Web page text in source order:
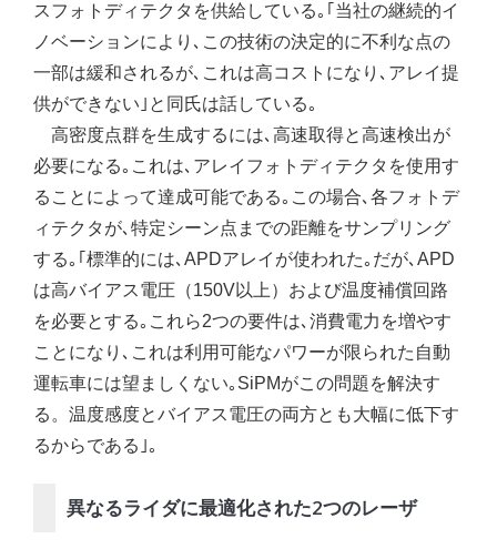
スフォトディテクタを供給している｡｢当社の継続的イ
ノベーションにより､この技術の決定的に不利な点の
一部は緩和されるが､これは高コストになり､アレイ提
供ができない｣と同氏は話している｡
高密度点群を生成するには､高速取得と高速検出が
必要になる｡これは､アレイフォトディテクタを使用す
ることによって達成可能である｡この場合､各フォトデ
ィテクタが､特定シーン点までの距離をサンプリング
する｡｢標準的には､APDアレイが使われた｡だが､APD
は高バイアス電圧（150V以上）および温度補償回路
を必要とする｡これら2つの要件は､消費電力を増やす
ことになり､これは利用可能なパワーが限られた自動
運転車には望ましくない｡SiPMがこの問題を解決す
る。温度感度とバイアス電圧の両方とも大幅に低下す
るからである｣｡
異なるライダに最適化された2つのレーザ